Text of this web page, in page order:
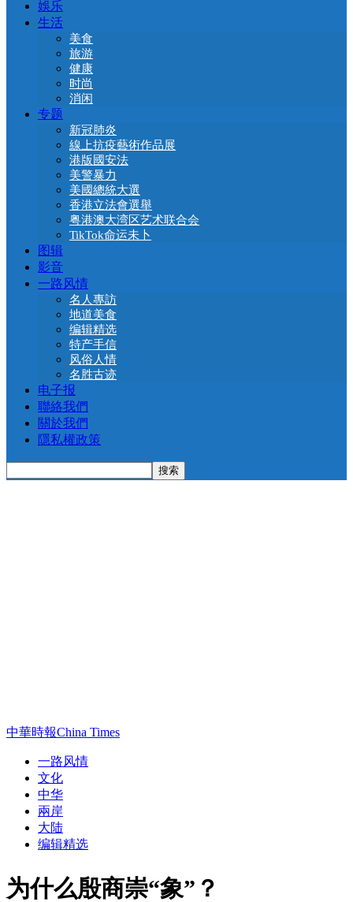
娛乐
生活
美食
旅游
健康
时尚
消闲
专题
新冠肺炎
線上抗疫藝術作品展
港版國安法
美警暴力
美國總統大選
香港立法會選舉
粤港澳大湾区艺术联合会
TikTok命运未卜
图辑
影音
一路风情
名人專訪
地道美食
编辑精选
特产手信
风俗人情
名胜古迹
电子报
聯絡我們
關於我們
隱私權政策
中華時報China Times
一路风情
文化
中华
兩岸
大陆
编辑精选
为什么殷商崇“象”？